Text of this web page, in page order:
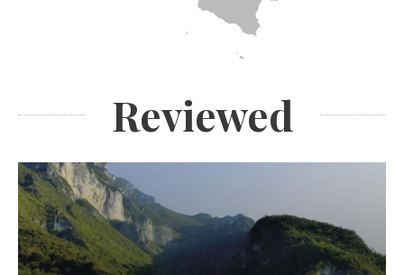
Reviewed